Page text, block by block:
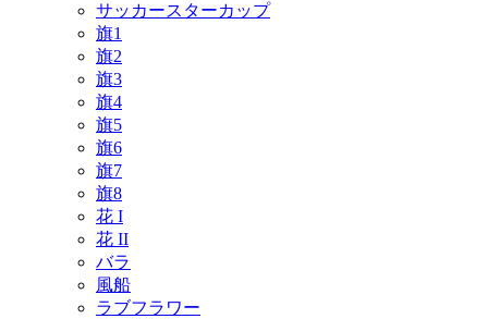
サッカースターカップ
旗1
旗2
旗3
旗4
旗5
旗6
旗7
旗8
花 I
花 II
バラ
風船
ラブフラワー